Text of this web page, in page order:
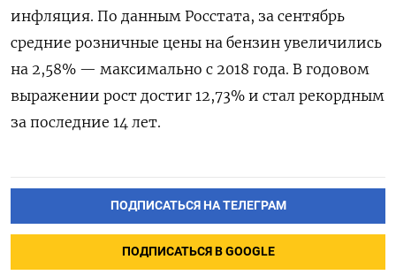
инфляция. По данным Росстата, за сентябрь
средние розничные цены на бензин увеличились
на 2,58% — максимально с 2018 года. В годовом
выражении рост достиг 12,73% и стал рекордным
за последние 14 лет.
ПОДПИСАТЬСЯ НА ТЕЛЕГРАМ
ПОДПИСАТЬСЯ В GOOGLE